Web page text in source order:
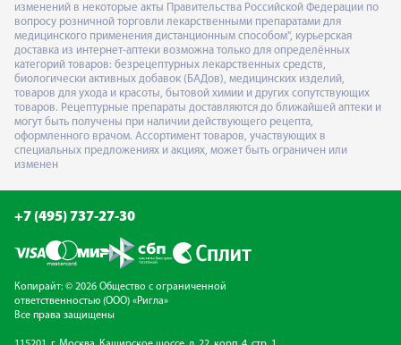
изменений в некоторые акты Правительства Российской Федерации по
вопросу розничной торговли лекарственными препаратами для
медицинского применения дистанционным способом", курьерская
доставка из интернет-аптеки возможна только для определённых
категорий товаров: безрецептурных лекарственных средств,
биологически активных добавок (БАДов), медицинских изделий,
товаров для ухода и красоты, бытовой химии и других сопутствующих
товаров. Рецептурные препараты доставляются до ближайшей аптеки и
могут быть получены при наличии действующего рецепта,
оформленного врачом. Ассортимент товаров, участвующих в
специальных предложениях и акциях, может быть ограничен или
изменен
+7 (495) 737-27-30
Копирайт: © 2026 Общество с ограниченной
ответственностью (ООО) «Ригла»
Все права защищены